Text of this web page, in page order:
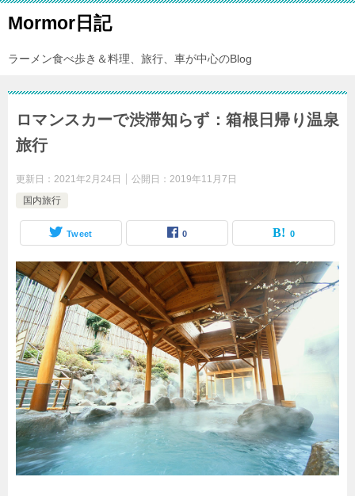
Mormor日記
ラーメン食べ歩き＆料理、旅行、車が中心のBlog
ロマンスカーで渋滞知らず：箱根日帰り温泉
旅行
更新日： 2021年2月24日 公開日： 2019年11月7日
国内旅行
Tweet 0 0